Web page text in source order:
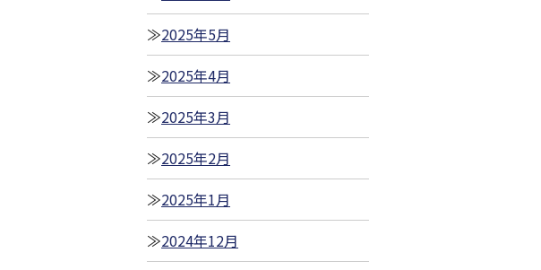
2025年5月
2025年4月
2025年3月
2025年2月
2025年1月
2024年12月